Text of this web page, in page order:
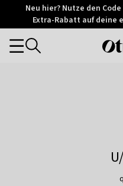
Otrium
Trustpilot
Neu hier? Nutze den
Extra-Rabatt auf deine
Categories